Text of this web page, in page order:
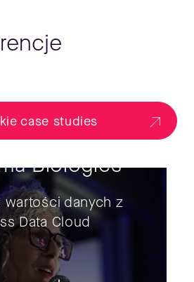
case studies
Biologics
wartości danych z
Data Cloud